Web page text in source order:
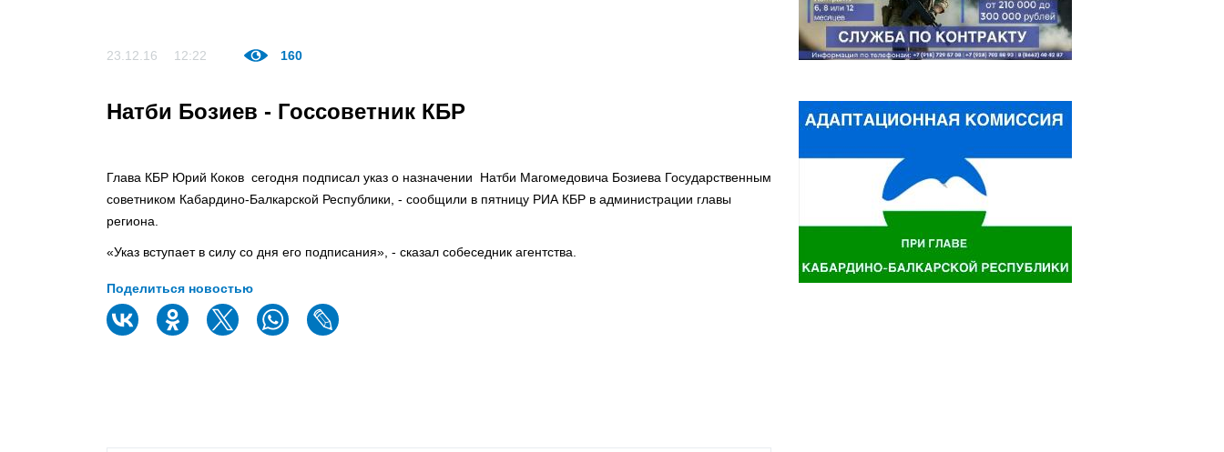
23.12.16 12:22 160
Натби Бозиев - Госсоветник КБР
Глава КБР Юрий Коков сегодня подписал указ о назначении Натби Магомедовича Бозиева Государственным
советником Кабардино-Балкарской Республики, - сообщили в пятницу РИА КБР в администрации главы
региона.
«Указ вступает в силу со дня его подписания», - сказал собеседник агентства.
Поделиться новостью